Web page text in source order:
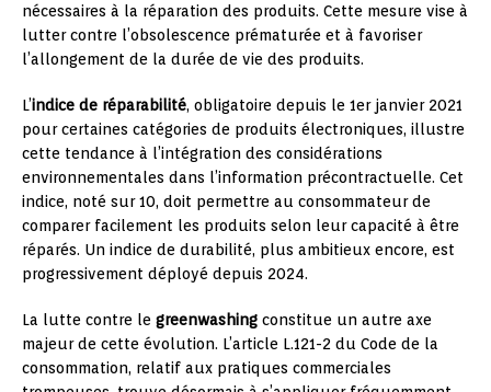
nécessaires à la réparation des produits. Cette mesure vise à
lutter contre l’obsolescence prématurée et à favoriser
l’allongement de la durée de vie des produits.
L’indice de réparabilité, obligatoire depuis le 1er janvier 2021
pour certaines catégories de produits électroniques, illustre
cette tendance à l’intégration des considérations
environnementales dans l’information précontractuelle. Cet
indice, noté sur 10, doit permettre au consommateur de
comparer facilement les produits selon leur capacité à être
réparés. Un indice de durabilité, plus ambitieux encore, est
progressivement déployé depuis 2024.
La lutte contre le greenwashing constitue un autre axe
majeur de cette évolution. L’article L.121-2 du Code de la
consommation, relatif aux pratiques commerciales